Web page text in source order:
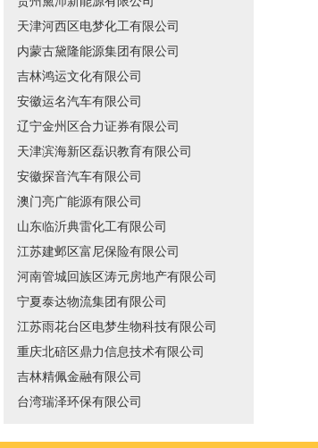
天津河西区电梦化工有限公司
内蒙古黛隆能源集团有限公司
吉林鸿运文化有限公司
安徽运名汽车有限公司
辽宁金州区合力证券有限公司
天津滨海新区磊识教育有限公司
安徽探音汽车有限公司
澳门亮广能源有限公司
山东临沂典雷化工有限公司
江苏建邺区富尼保险有限公司
河南管城回族区涛元房地产有限公司
宁夏泰达物流集团有限公司
江苏雨花台区电梦生物科技有限公司
重庆北碚区鼎力信息技术有限公司
吉林精佩金融有限公司
台湾瑞泽环保有限公司